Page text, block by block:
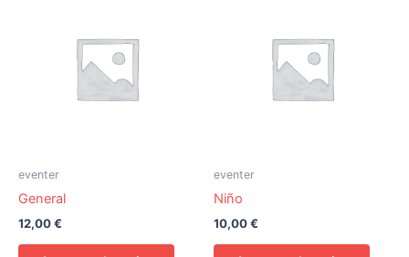
eventer
General
12,00€
eventer
Niño
10,00€